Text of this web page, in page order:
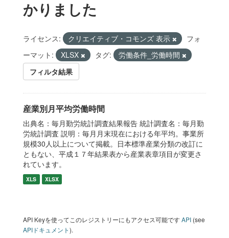
かりました
ライセンス: クリエイティブ・コモンズ 表示
フォ
ーマット:
XLSX タグ:
労働条件_労働時間
フィルタ結果
産業別月平均労働時間
出典名：毎月勤労統計調査結果報告 統計調査名：毎月勤
労統計調査 説明：毎月月末現在における年平均。事業所
規模30人以上について掲載。日本標準産業分類の改訂に
ともない、平成１７年結果表から産業表章項目が変更さ
れています。
XLS XLSX
API Keyを使ってこのレジストリーにもアクセス可能ですAPI (see
APIドキュメント).